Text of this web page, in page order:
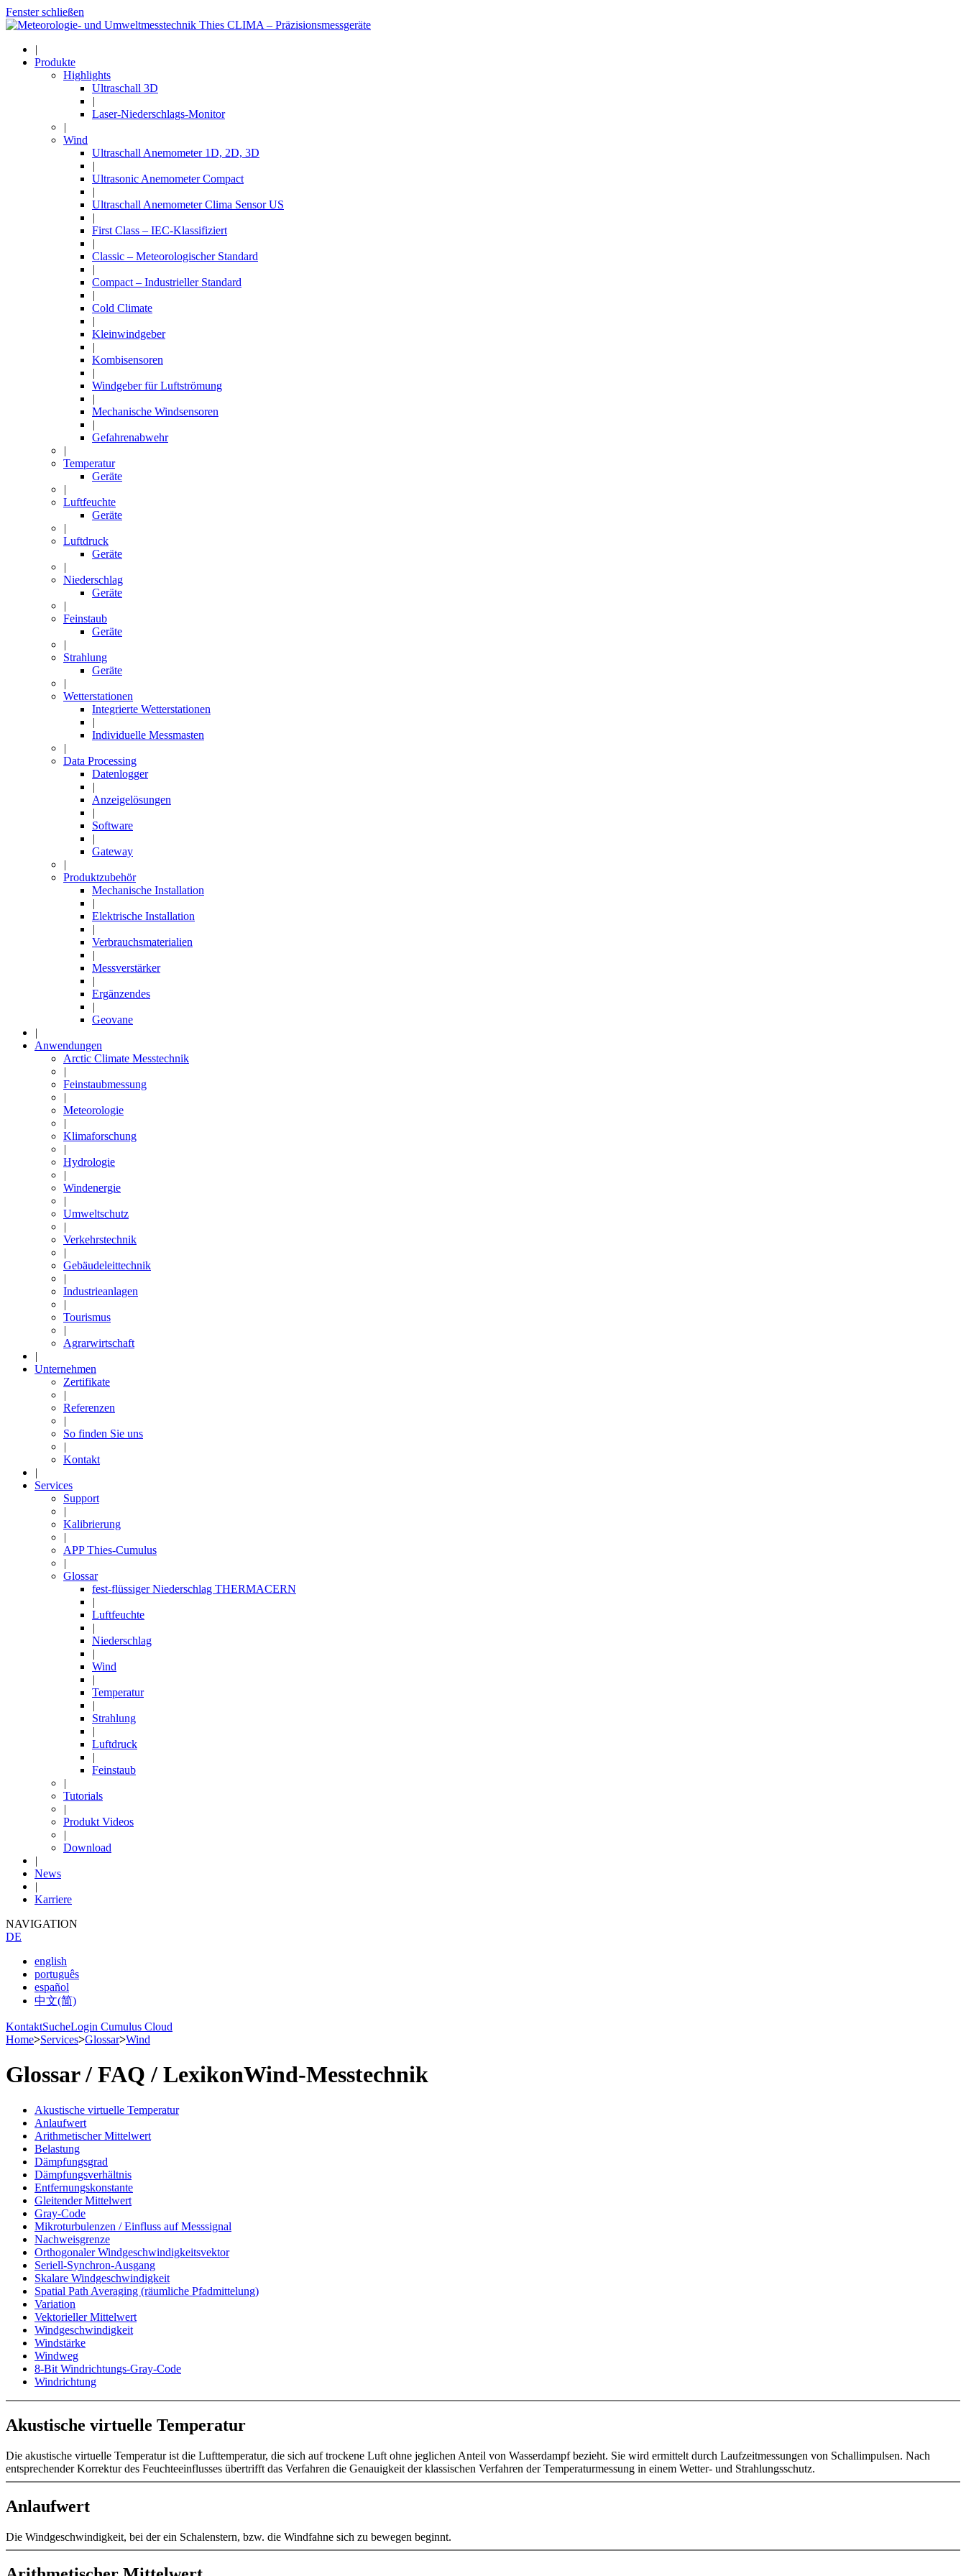
Fenster schließen
|
Produkte
Highlights
Ultraschall 3D
|
Laser-Niederschlags-Monitor
|
Wind
Ultraschall Anemometer 1D, 2D, 3D
|
Ultrasonic Anemometer Compact
|
Ultraschall Anemometer Clima Sensor US
|
First Class – IEC-Klassifiziert
|
Classic – Meteorologischer Standard
|
Compact – Industrieller Standard
|
Cold Climate
|
Kleinwindgeber
|
Kombisensoren
|
Windgeber für Luftströmung
|
Mechanische Windsensoren
|
Gefahrenabwehr
|
Temperatur
Geräte
|
Luftfeuchte
Geräte
|
Luftdruck
Geräte
|
Niederschlag
Geräte
|
Feinstaub
Geräte
|
Strahlung
Geräte
|
Wetterstationen
Integrierte Wetterstationen
|
Individuelle Messmasten
|
Data Processing
Datenlogger
|
Anzeigelösungen
|
Software
|
Gateway
|
Produktzubehör
Mechanische Installation
|
Elektrische Installation
|
Verbrauchsmaterialien
|
Messverstärker
|
Ergänzendes
|
Geovane
|
Anwendungen
Arctic Climate Messtechnik
|
Feinstaubmessung
|
Meteorologie
|
Klimaforschung
|
Hydrologie
|
Windenergie
|
Umweltschutz
|
Verkehrstechnik
|
Gebäudeleittechnik
|
Industrieanlagen
|
Tourismus
|
Agrarwirtschaft
|
Unternehmen
Zertifikate
|
Referenzen
|
So finden Sie uns
|
Kontakt
|
Services
Support
|
Kalibrierung
|
APP Thies-Cumulus
|
Glossar
fest-flüssiger Niederschlag THERMACERN
|
Luftfeuchte
|
Niederschlag
|
Wind
|
Temperatur
|
Strahlung
|
Luftdruck
|
Feinstaub
|
Tutorials
|
Produkt Videos
|
Download
|
News
|
Karriere
NAVIGATION
DE
english
português
español
中文(简)
KontaktSucheLogin Cumulus Cloud
Home>Services>Glossar>Wind
Glossar /­ FAQ /­ LexikonWind-Messtechnik
Akustische virtuelle Temperatur
Anlaufwert
Arithmetischer Mittelwert
Belastung
Dämpfungsgrad
Dämpfungsverhältnis
Entfernungskonstante
Gleitender Mittelwert
Gray-Code
Mikroturbulenzen /­­ Einfluss auf Messsignal
Nachweisgrenze
Orthogonaler Windgeschwindigkeitsvektor
Seriell-Synchron-Ausgang
Skalare Windgeschwindigkeit
Spatial Path Averaging (räumliche Pfadmittelung)
Variation
Vektorieller Mittelwert
Windgeschwindigkeit
Windstärke
Windweg
8-Bit Windrichtungs-Gray-Code
Windrichtung
Akustische virtuelle Temperatur
Die akustische virtuelle Temperatur ist die Lufttemperatur, die sich auf trockene Luft ohne jeglichen Anteil von Wasserdampf bezieht. Sie wird ermittelt durch Laufzeitmessungen von Schallimpulsen. Nach
entsprechender Korrektur des Feuchteeinflusses übertrifft das Verfahren die Genauigkeit der klassischen Verfahren der Temperaturmessung in einem Wetter- und Strahlungsschutz.
Anlaufwert
Die Windgeschwindigkeit, bei der ein Schalenstern, bzw. die Windfahne sich zu bewegen beginnt.